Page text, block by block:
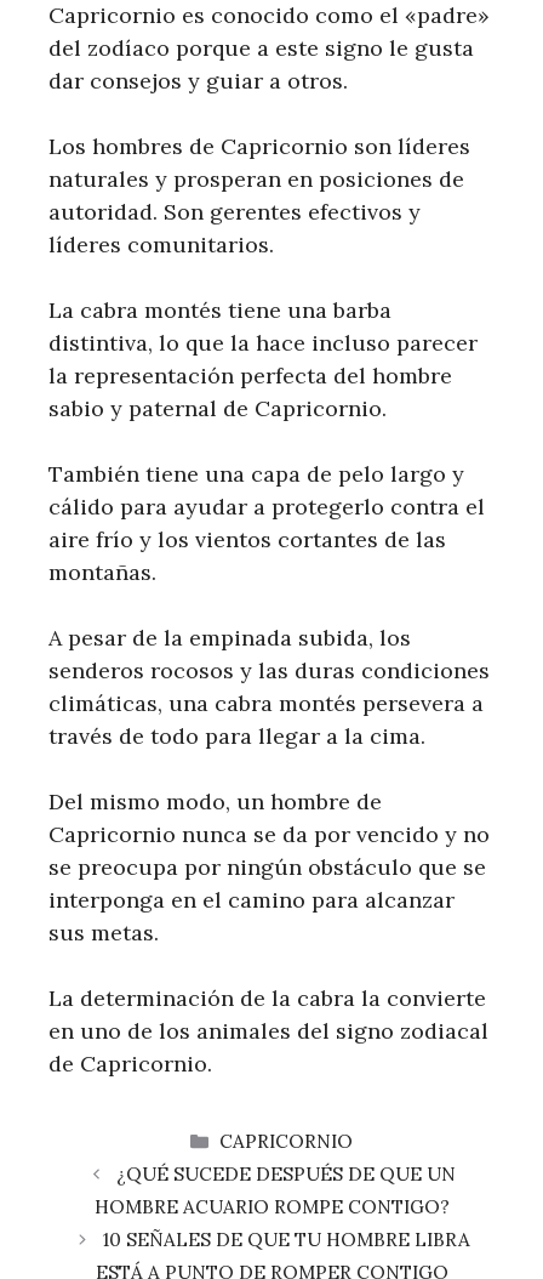
Capricornio es conocido como el «padre»
del zodíaco porque a este signo le gusta
dar consejos y guiar a otros.
Los hombres de Capricornio son líderes
naturales y prosperan en posiciones de
autoridad. Son gerentes efectivos y
líderes comunitarios.
La cabra montés tiene una barba
distintiva, lo que la hace incluso parecer
la representación perfecta del hombre
sabio y paternal de Capricornio.
También tiene una capa de pelo largo y
cálido para ayudar a protegerlo contra el
aire frío y los vientos cortantes de las
montañas.
A pesar de la empinada subida, los
senderos rocosos y las duras condiciones
climáticas, una cabra montés persevera a
través de todo para llegar a la cima.
Del mismo modo, un hombre de
Capricornio nunca se da por vencido y no
se preocupa por ningún obstáculo que se
interponga en el camino para alcanzar
sus metas.
La determinación de la cabra la convierte
en uno de los animales del signo zodiacal
de Capricornio.
CATEGORÍAS
CAPRICORNIO
¿QUÉ SUCEDE DESPUÉS DE QUE UN
HOMBRE ACUARIO ROMPE CONTIGO?
10 SEÑALES DE QUE TU HOMBRE LIBRA
ESTÁ A PUNTO DE ROMPER CONTIGO